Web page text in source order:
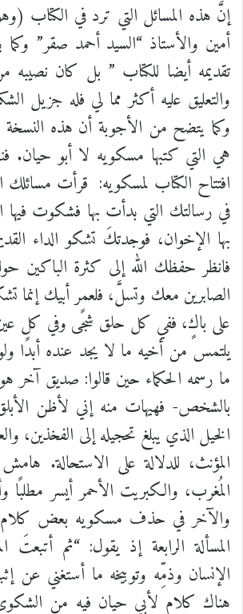
إنَّ هذه المسائل التي ترد في الكتاب
أمين والأستاذ “السيد أحمد صقر”
تقديمه أيضا للكتاب ” بل كان
والتعليق عليه أكثر مما لي فله جزيل
وكما يتضح من الأجوبة أن هذه النسخة
هي التي كتبها مسكويه لا أبو حيان.
افتتاح الكتاب لمسكويه: قرأت مسائلك
في رسالتك التي بدأت بها فشكوت فيها
بها الإخوان، فوجدتكَ تشكو الداء
فانظر حفظك الله إلى كثرة الباكين
الصابرين معك وتسلَّ، فلعمر أبيك إنما
على باكٍ، ففي كل حلق شجًى وفي كل
يلتمس من أخيه ما لا يجد عنده أبدًا
ما رسمه الحكماء حين قالوا: صديق آخر
بالشخص- فهيهات منه إني لأظن
الخيل الذي يبلغ تحجيله إلى الفخذين،
المؤنث، للدلالة على الاستحالة.
المُغرب، والكبريت الأحمر أيسر
والآخر في حذف مسكويه بعض كلام
المسألة الرابعة إذ يقول: “ثم أتبعتَ
الإنسان وذمِّه وتوبيخه ما أستغني عن
هناك كلام لأبي حيان فيه من